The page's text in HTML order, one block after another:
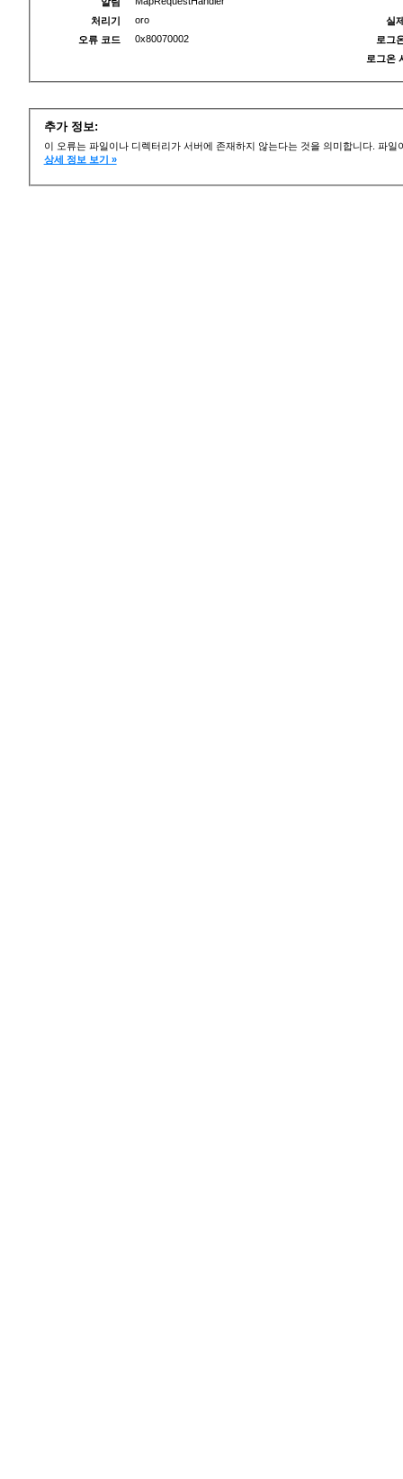
처리기
oro
오류 코드
0x80070002
실
로그
로그온
추가 정보:
이 오류는 파일이나 디렉터리가 서버에 존재하지 않는다는 것을 의미합니다. 파
상세 정보 보기 »